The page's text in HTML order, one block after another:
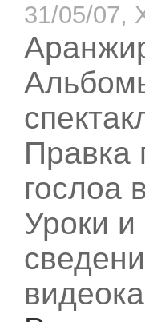
31/05/07,
Правка
гослоа
Уроки и